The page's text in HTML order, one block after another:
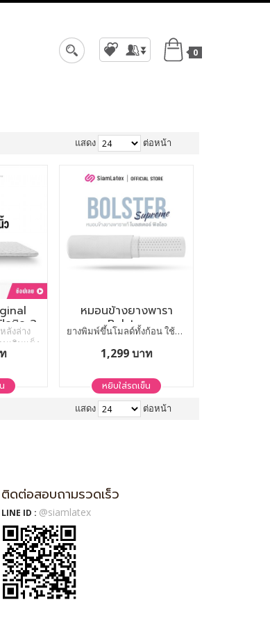
0
แสดง ต่อหน้า
คนิค 3
ลังล่าง
เดิมแข็ง
เดิมเริ่ม
ปัญหาทุก
ระหยัด
หมอนข้างยางพารา
Bolster ยางพิมพ์ขึ้นโมลด์ทั้งก้อน ใช้ได้นาน 10 ปี
1,299 บาท
หยิบใส่รถเข็น
แสดง ต่อหน้า
ติดต่อสอบถามรวดเร็ว
LINE ID : @siamlatex